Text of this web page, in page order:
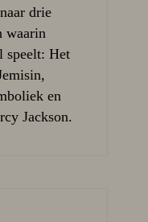
drie
waarin
speelt: Het
en
Jackson.